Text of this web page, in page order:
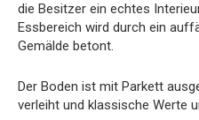
die Besitzer ein echtes
Essbereich wird durch ein
Gemälde betont.
Der Boden ist mit Parkett
verleiht und klassische Werte